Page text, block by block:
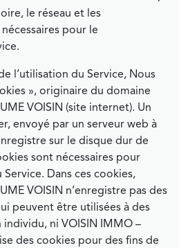
le réseau et les
pour le
l’utilisation du Service, Nous
», originaire du domaine
VOISIN (site internet). Un
envoyé par un serveur web à
sur le disque dur de
sont nécessaires pour
Dans ces cookies,
VOISIN n’enregistre pas des
peuvent être utilisées à des
individu, ni VOISIN IMMO –
des cookies pour des fins de